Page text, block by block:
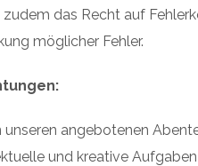
das Recht auf
möglicher Fehler.
unseren angebotenen
und kreative